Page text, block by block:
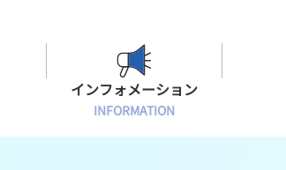
インフォメーション
INFORMATION